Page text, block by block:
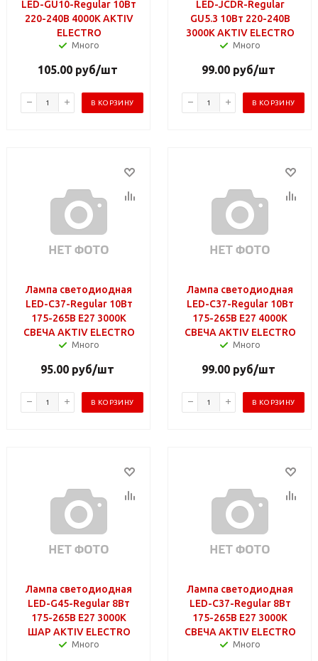
LED-GU10-Regular 10Вт
220-240В 4000К AKTIV
ELECTRO
Много
105.00руб/шт
В КОРЗИНУ
LED-JCDR-Regular
GU5.3 10Вт 220-240В
3000К AKTIV ELECTRO
Много
99.00 руб/шт
В КОРЗИНУ
Лампа светодиодная
LED-C37-Regular 10Вт
175-265В Е27 3000К
СВЕЧА AKTIV ELECTRO
Много
95.00 руб/шт
В КОРЗИНУ
Лампа светодиодная
LED-C37-Regular 10Вт
175-265В Е27 4000К
СВЕЧА AKTIV ELECTRO
Много
99.00 руб/шт
В КОРЗИНУ
Лампа светодиодная
LED-G45-Regular 8Вт
175-265В Е27 3000К
ШАР AKTIV ELECTRO
Много
Лампа светодиодная
LED-C37-Regular 8Вт
175-265В Е27 3000К
СВЕЧА AKTIV ELECTRO
Много